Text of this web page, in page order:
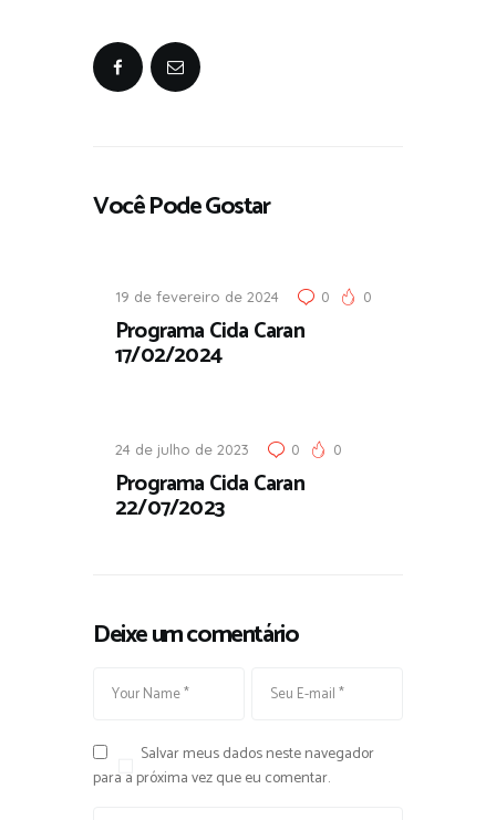
Você Pode Gostar
19 de fevereiro de 2024 0 0
Programa Cida Caran
17/02/2024
24 de julho de 2023 0 0
Programa Cida Caran
22/07/2023
Deixe um comentário
Salvar meus dados neste navegador
para a próxima vez que eu comentar.